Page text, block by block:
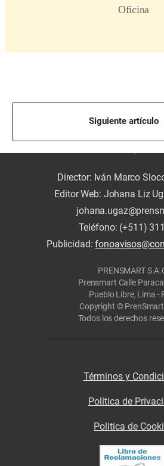
Siguiente artículo
Director: Iván Marco
Editor Web: Johana Liz
Teléfono: (+511)
Publicidad:
PRENSMART
Prensmart Calle
Pueblo Libre, Lima -
Copyright © PrenSmart
Todos los derechos
Términos y
Política de
Politica de